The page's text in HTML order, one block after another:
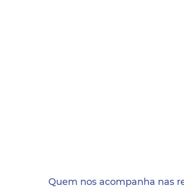
Quem nos acompanha nas